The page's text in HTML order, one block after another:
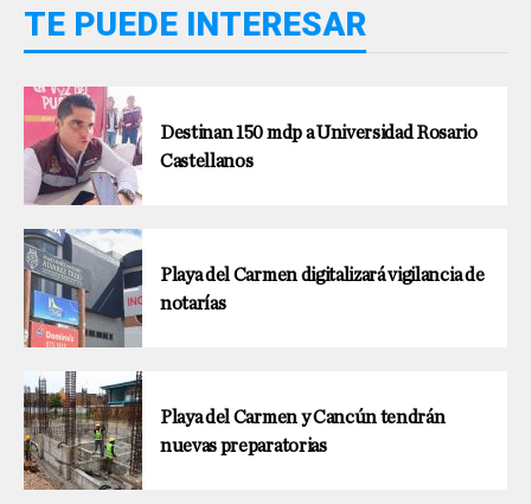
TE PUEDE INTERESAR
Destinan 150 mdp a Universidad Rosario
Castellanos
Playa del Carmen digitalizará vigilancia de
notarías
Playa del Carmen y Cancún tendrán
nuevas preparatorias